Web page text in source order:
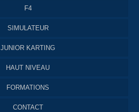
F4
SIMULATEUR
JUNIOR KARTING
HAUT NIVEAU
FORMATIONS
CONTACT